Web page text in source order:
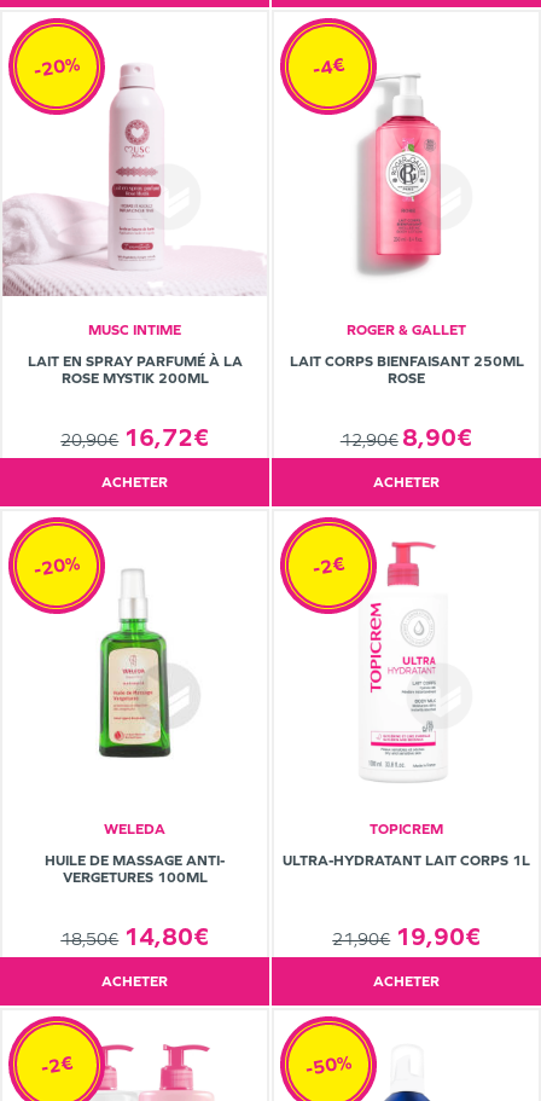
MUSC INTIME
LAIT EN SPRAY PARFUMÉ À LA
ROSE MYSTIK 200ML
20,90€ 16,72€
-20%
ACHETER
ROGER & GALLET
LAIT CORPS BIENFAISANT 250ML
ROSE
12,90€ 8,90€
-4€
ACHETER
WELEDA
HUILE DE MASSAGE ANTI-
VERGETURES 100ML
18,50€ 14,80€
-20%
ACHETER
TOPICREM
ULTRA-HYDRATANT LAIT CORPS 1L
21,90€ 19,90€
-2€
ACHETER
-2€ -50%